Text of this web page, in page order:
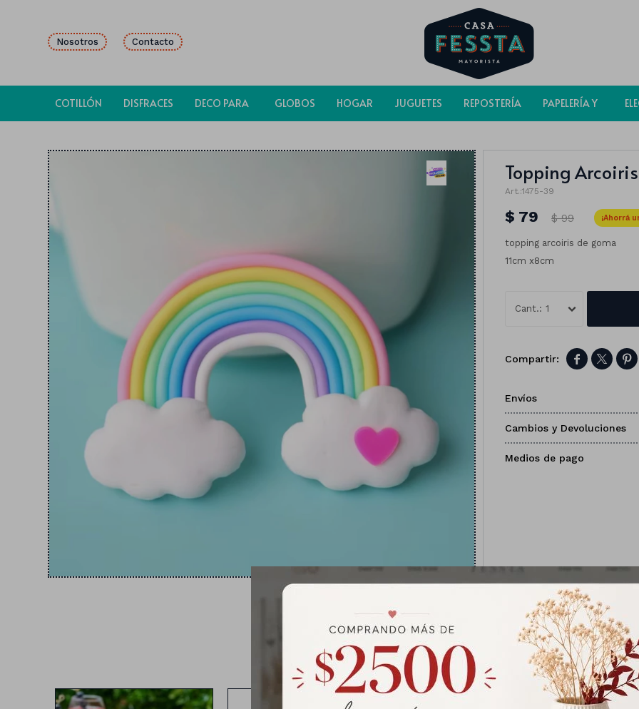
COTILLÓN DISFRACES DECO PARA GLOBOS HOGAR JUGUETES REPOSTERÍA PAPELERÍA Y
Nosotros Contacto
Topping Arcoiris
1475-39
$ 79 $ 99
topping arcoiris de goma
11cm x8cm
1
  
Envíos
Cambios y Devoluciones
Medios de pago
Productos que te pueden interesar